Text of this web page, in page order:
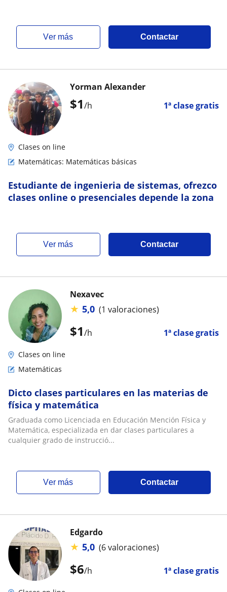
ver más Contactar
$1/h 1ª clase gratis
Yorman Alexander
Clases on line
Matemáticas: Matemáticas básicas
Estudiante de ingenieria de sistemas, ofrezco
clases online o presenciales depende la zona
ver más Contactar
$1/h 1ª clase gratis
Nexavec
★ 5,0 (1 valoraciones)
Clases on line
Matemáticas
Dicto clases particulares en las materias de
física y matemática
Graduada como Licenciada en Educación Mención Física y
Matemática, especializada en dar clases particulares a
cualquier grado de instrucció...
ver más Contactar
$6/h 1ª clase gratis
Edgardo
★ 5,0 (6 valoraciones)